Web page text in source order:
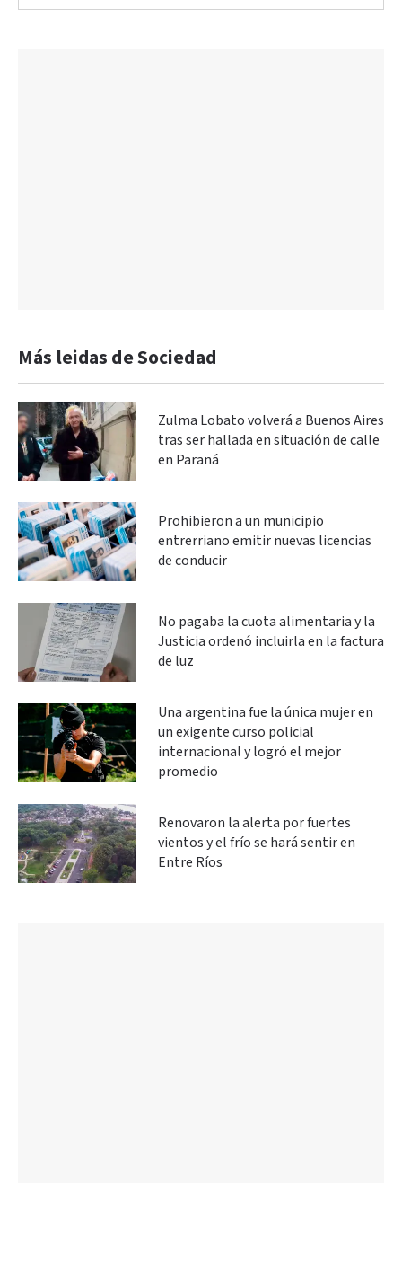
Más leidas de Sociedad
Zulma Lobato volverá a Buenos Aires
tras ser hallada en situación de calle
en Paraná
Prohibieron a un municipio
entrerriano emitir nuevas licencias
de conducir
No pagaba la cuota alimentaria y la
Justicia ordenó incluirla en la factura
de luz
Una argentina fue la única mujer en
un exigente curso policial
internacional y logró el mejor
promedio
Renovaron la alerta por fuertes
vientos y el frío se hará sentir en
Entre Ríos